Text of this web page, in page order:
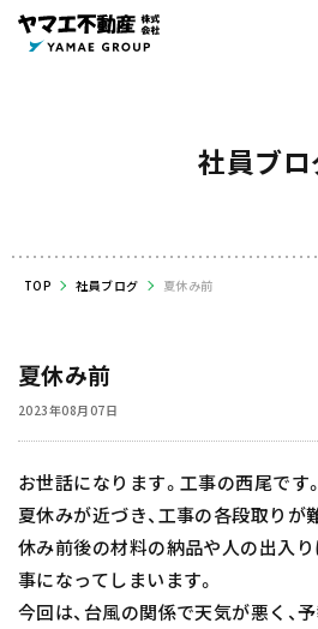
社員ブ
TOP 社員ブログ 夏休み前
夏休み前
2023年08月07日
お世話になります。工事の西尾です。
夏休みが近づき、工事の各段取りが
休み前後の材料の納品や人の出入
事になってしまいます。
今回は、台風の関係で天気が悪く、